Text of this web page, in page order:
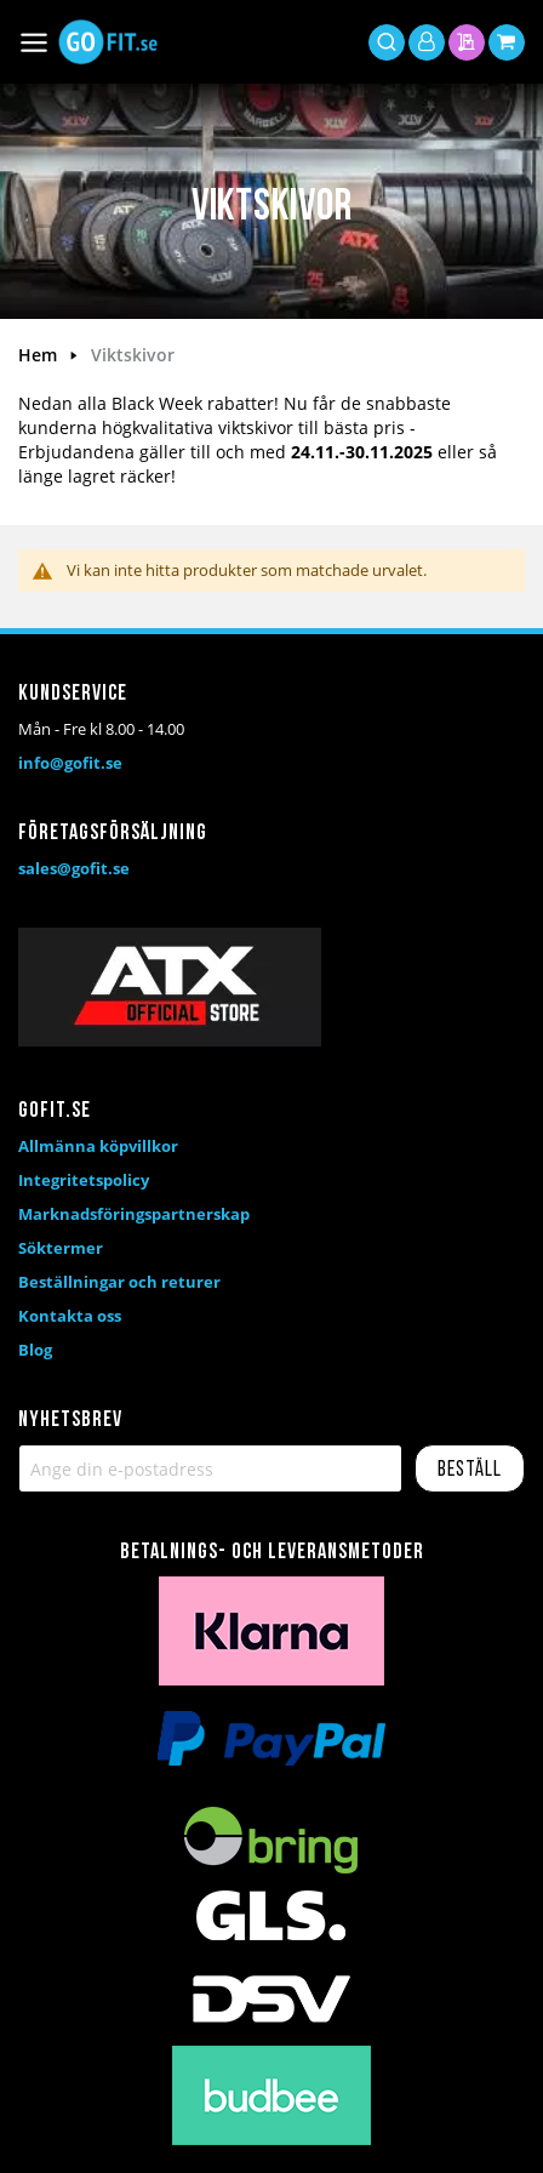
innehållet
Växla
Nav
Sök
Mitt
Min Min
Viktskivor
Hem Viktskivor
Nedan alla Black Week rabatter! Nu får de snabbaste
kunderna högkvalitativa viktskivor till bästa pris -
Erbjudandena gäller till och med 24.11.-30.11.2025 eller så
länge lagret räcker!
Vi kan inte hitta produkter som matchade urvalet.
Nyhetsbrev
Beställ
Kundservice
Mån - Fre kl 8.00 - 14.00
info@gofit.se
Företagsförsäljning
sales@gofit.se
Betalnings- och leveransmetoder
Gofit.se
Allmänna köpvillkor
Integritetspolicy
Marknadsföringspartnerskap
Söktermer
Beställningar och returer
Kontakta oss
Blog